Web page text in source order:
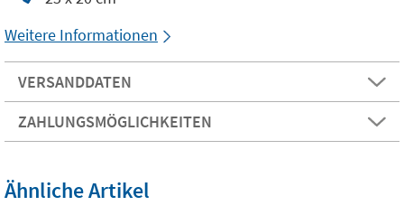
Weitere Informationen
VERSANDDATEN
ZAHLUNGSMÖGLICHKEITEN
Ähnliche Artikel